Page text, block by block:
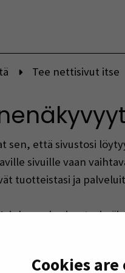
Cookies
Tee nettisivut itse
että sivustosi
sivuille vaan
tuotteistasi ja
usein sivustosi